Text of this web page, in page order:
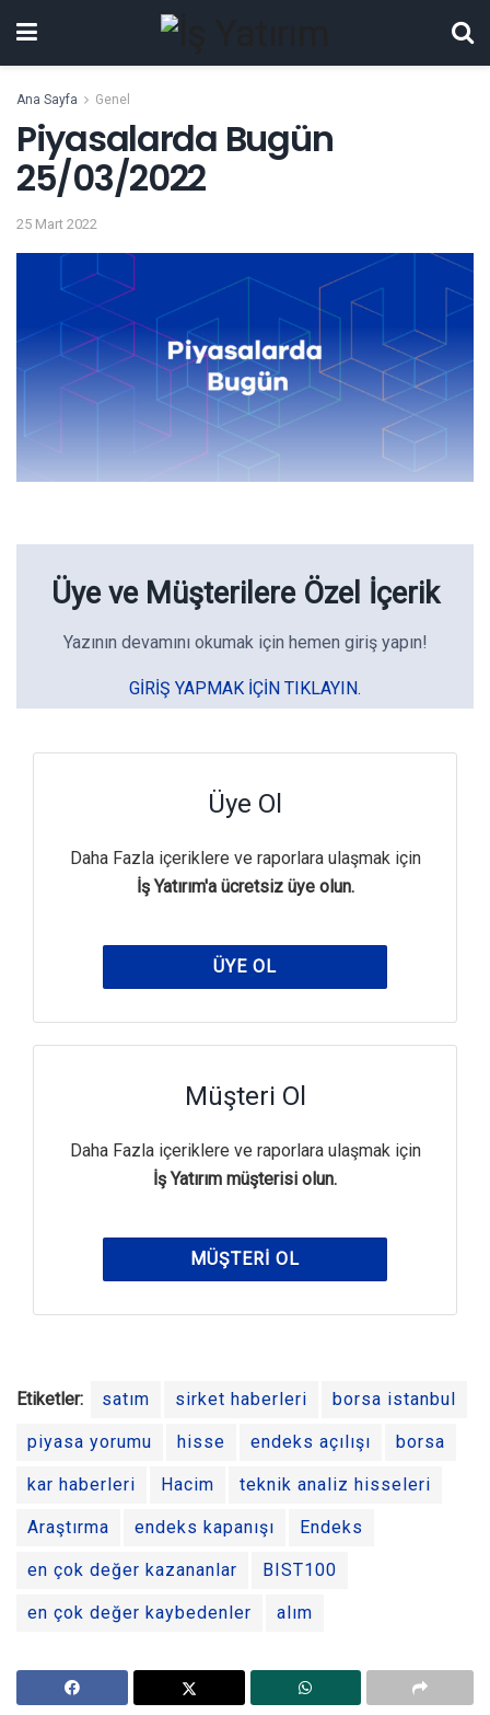
Ana Sayfa Genel
Piyasalarda Bugün
25/03/2022
25 Mart 2022
Üye ve Müşterilere Özel İçerik
Yazının devamını okumak için hemen giriş yapın!
GIRIŞ YAPMAK IÇIN TIKLAYIN.
Üye Ol
Daha Fazla içeriklere ve raporlara ulaşmak için
İş Yatırım'a ücretsiz üye olun.
ÜYE OL
Müşteri Ol
Daha Fazla içeriklere ve raporlara ulaşmak için
İş Yatırım müşterisi olun.
MÜŞTERI OL
Etiketler: satım sirket haberleri borsa istanbul
piyasa yorumu hisse endeks açılışı borsa
kar haberleri Hacim teknik analiz hisseleri
Araştırma endeks kapanışı Endeks
en çok değer kazananlar BIST100
en çok değer kaybedenler alım